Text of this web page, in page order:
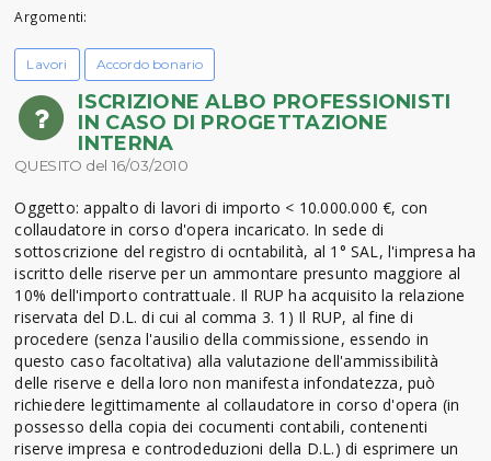
Argomenti:
Lavori Accordo bonario
ISCRIZIONE ALBO PROFESSIONISTI
IN CASO DI PROGETTAZIONE
INTERNA
QUESITO del 16/03/2010
Oggetto: appalto di lavori di importo < 10.000.000 €, con
collaudatore in corso d'opera incaricato. In sede di
sottoscrizione del registro di ocntabilità, al 1° SAL, l'impresa ha
iscritto delle riserve per un ammontare presunto maggiore al
10% dell'importo contrattuale. Il RUP ha acquisito la relazione
riservata del D.L. di cui al comma 3. 1) Il RUP, al fine di
procedere (senza l'ausilio della commissione, essendo in
questo caso facoltativa) alla valutazione dell'ammissibilità
delle riserve e della loro non manifesta infondatezza, può
richiedere legittimamente al collaudatore in corso d'opera (in
possesso della copia dei cocumenti contabili, contenenti
riserve impresa e controdeduzioni della D.L.) di esprimere un